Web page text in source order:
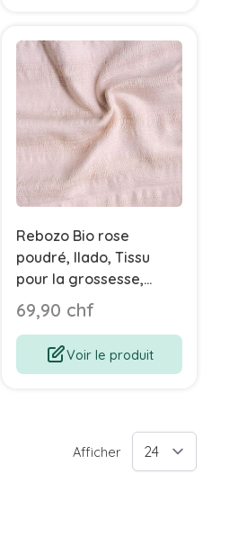
Rebozo Bio rose
poudré, Ilado, Tissu
pour la grossesse,
l'accouchement et le
post-partum, Idée
Cadeau Future Maman
69,90 chf
Voir le produit
Afficher